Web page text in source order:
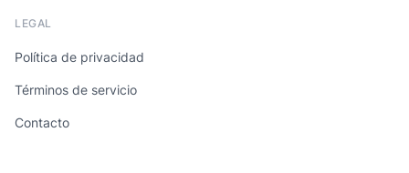
LEGAL
Política de privacidad
Términos de servicio
Contacto